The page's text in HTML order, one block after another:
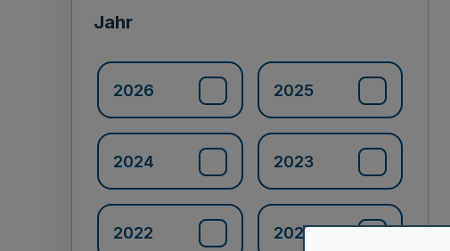
Jahr
2026 2025
2024 2023
2022 2021